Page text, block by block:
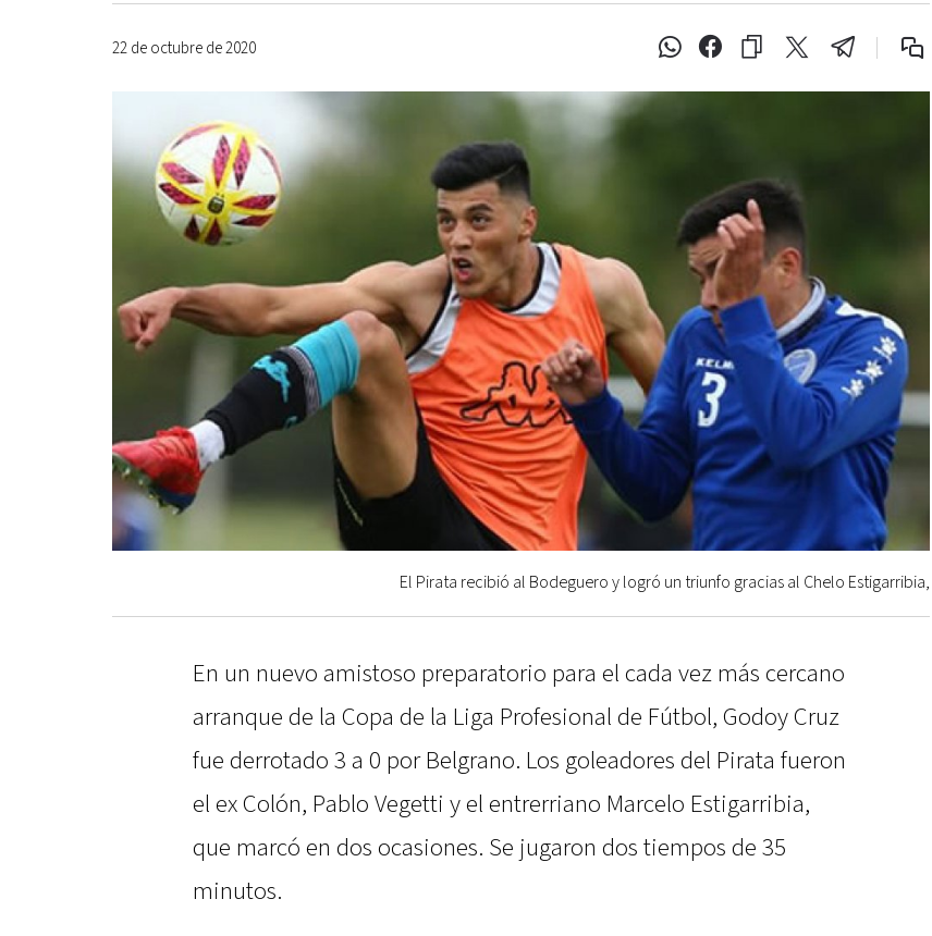
22 de octubre de 2020
El Pirata recibió al Bodeguero y logró un triunfo gracias al Chelo Estigarribia,
En un nuevo amistoso preparatorio para el cada vez más cercano
arranque de la Copa de la Liga Profesional de Fútbol, Godoy Cruz
fue derrotado 3 a 0 por Belgrano. Los goleadores del Pirata fueron
el ex Colón, Pablo Vegetti y el entrerriano Marcelo Estigarribia,
que marcó en dos ocasiones. Se jugaron dos tiempos de 35
minutos.